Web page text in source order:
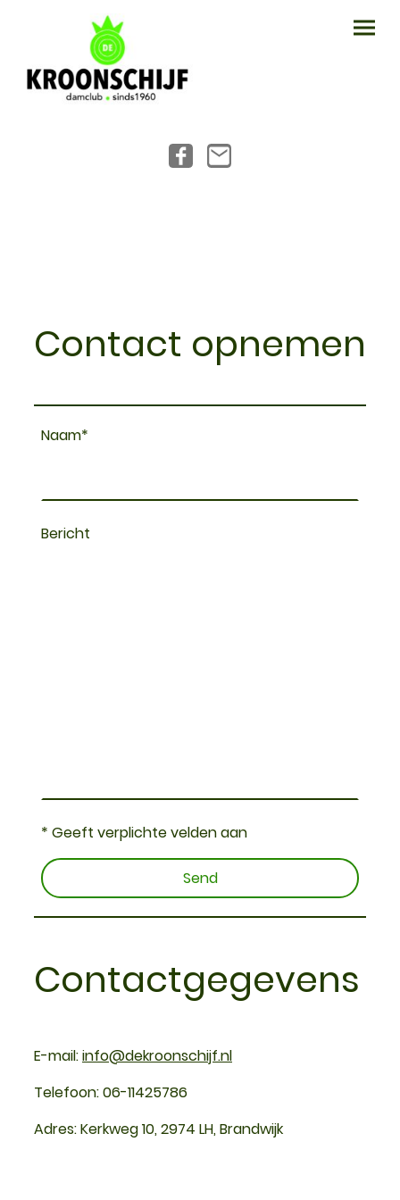
Contact opnemen
Naam*
Bericht
* Geeft verplichte velden aan
Send
Contactgegevens
E-mail:info@dekroonschijf.nl
Telefoon: 06-11425786
Adres: Kerkweg 10, 2974 LH, Brandwijk